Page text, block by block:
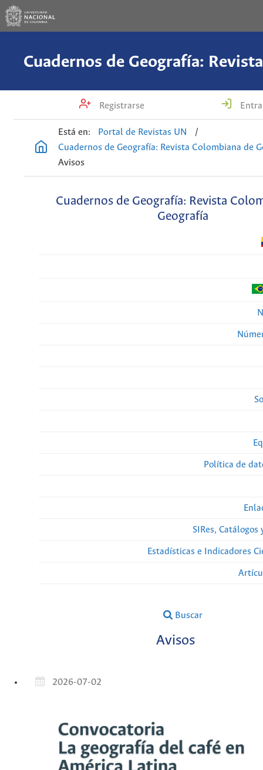
Registrarse
Está en: Portal de Revistas UN
/
Cuadernos de Geografía: Revista Colombiana de
Avisos
Cuadernos de Geografía: Revista
Geografía
Política de
SIRes, Catálogos
Estadísticas e Indicadores
Buscar
Avisos
2026-07-02